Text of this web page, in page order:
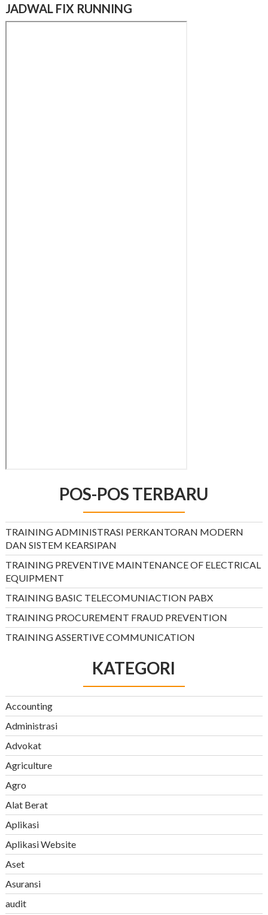
JADWAL FIX RUNNING
POS-POS TERBARU
TRAINING ADMINISTRASI PERKANTORAN MODERN
DAN SISTEM KEARSIPAN
TRAINING PREVENTIVE MAINTENANCE OF ELECTRICAL
EQUIPMENT
TRAINING BASIC TELECOMUNIACTION PABX
TRAINING PROCUREMENT FRAUD PREVENTION
TRAINING ASSERTIVE COMMUNICATION
KATEGORI
Accounting
Administrasi
Advokat
Agriculture
Agro
Alat Berat
Aplikasi
Aplikasi Website
Aset
Asuransi
audit